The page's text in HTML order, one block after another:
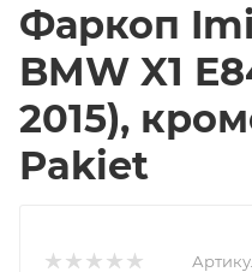
Фаркоп
BMW X1
2015),
Pakiet